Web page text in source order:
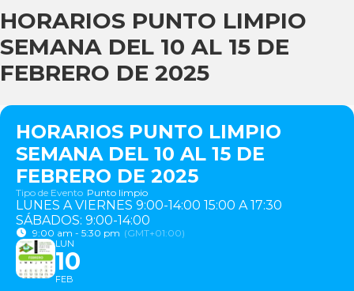
HORARIOS PUNTO LIMPIO
SEMANA DEL 10 AL 15 DE
FEBRERO DE 2025
HORARIOS PUNTO LIMPIO
SEMANA DEL 10 AL 15 DE
FEBRERO DE 2025
Tipo de Evento Punto limpio
LUNES A VIERNES 9:00-14:00 15:00 A 17:30
SÁBADOS: 9:00-14:00
9:00 am - 5:30 pm (GMT+01:00)
LUN
10
FEB